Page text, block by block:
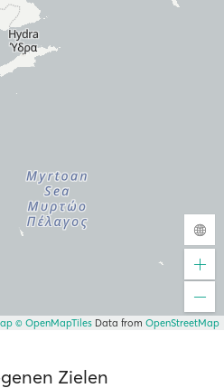
© OpenMapTiles Data from OpenStreetMap
Zielen